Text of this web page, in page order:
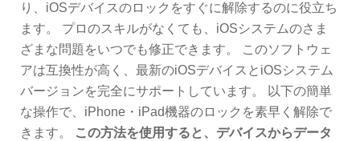
り、iOSデバイスのロックをすぐに解除するのに役立ち
ます。 プロのスキルがなくても、iOSシステムのさま
ざまな問題をいつでも修正できます。 このソフトウェ
アは互換性が高く、最新のiOSデバイスとiOSシステム
バージョンを完全にサポートしています。 以下の簡単
な操作で、iPhone・iPad機器のロックを素早く解除で
きます。
この方法を使用すると、デバイスからデータ